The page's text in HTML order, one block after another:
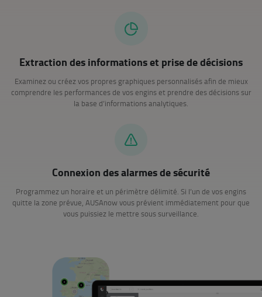
Extraction des informations et prise de décisions
Examinez ou créez vos propres graphiques personnalisés afin de mieux
comprendre les performances de vos engins et prendre des décisions sur
la base d’informations analytiques.
Connexion des alarmes de sécurité
Programmez un horaire et un périmètre délimité. Si l’un de vos engins
quitte la zone prévue, AUSAnow vous prévient immédiatement pour que
vous puissiez le mettre sous surveillance.